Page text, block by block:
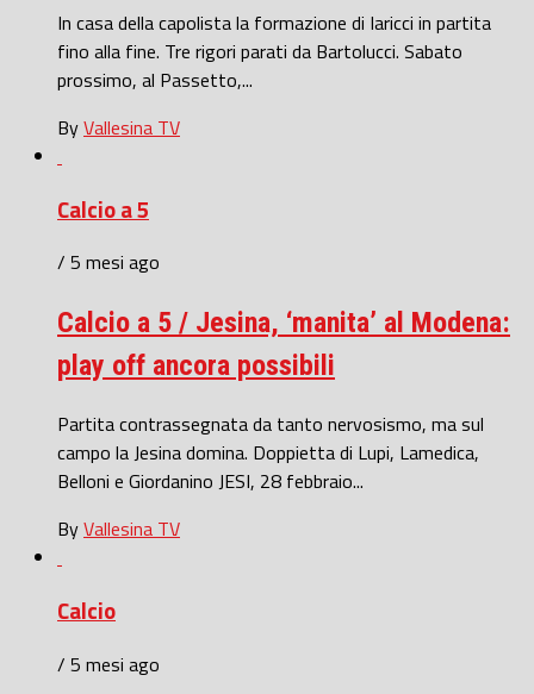
In casa della capolista la formazione di Iaricci in partita
fino alla fine. Tre rigori parati da Bartolucci. Sabato
prossimo, al Passetto,...
ByVallesina TV
Calcio a 5
/ 5 mesi ago
Calcio a 5 / Jesina, ‘manita’ al Modena:
play off ancora possibili
Partita contrassegnata da tanto nervosismo, ma sul
campo la Jesina domina. Doppietta di Lupi, Lamedica,
Belloni e Giordanino JESI, 28 febbraio...
ByVallesina TV
Calcio
/ 5 mesi ago